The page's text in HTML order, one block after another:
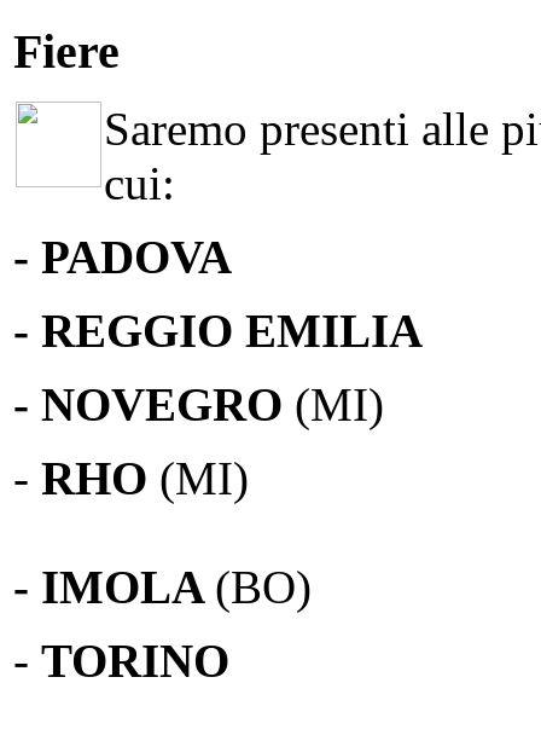
Fiere
Saremo presenti alle
cui:
- PADOVA
- REGGIO EMILIA
- NOVEGRO (MI)
- RHO (MI)
- IMOLA (BO)
- TORINO